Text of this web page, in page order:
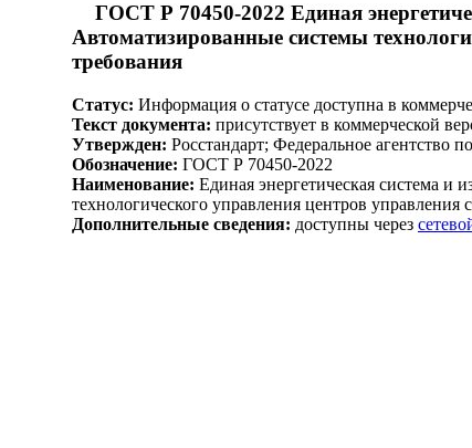
ГОСТ Р 70450-2022 Единая
Автоматизированные системы
требования
Статус: Информация о статусе доступна в
Текст документа: присутствует в коммерческой
Утвержден: Росстандарт; Федеральное агентство
Обозначение: ГОСТ Р 70450-2022
Наименование: Единая энергетическая система и
технологического управления центров
Дополнительные сведения: доступны через